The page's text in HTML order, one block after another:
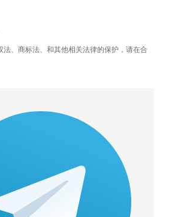
法、商标法、和其他相关法律的保护，请在合